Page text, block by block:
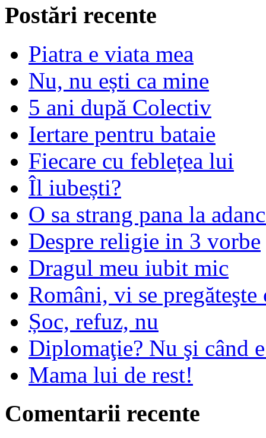
Postări recente
Piatra e viata mea
Nu, nu ești ca mine
5 ani după Colectiv
Iertare pentru bataie
Fiecare cu feblețea lui
Îl iubești?
O sa strang pana la
Despre religie in 3 vorbe
Dragul meu iubit mic
Români, vi se pregăteşte
Șoc, refuz, nu
Diplomaţie? Nu şi când
Mama lui de rest!
Comentarii recente